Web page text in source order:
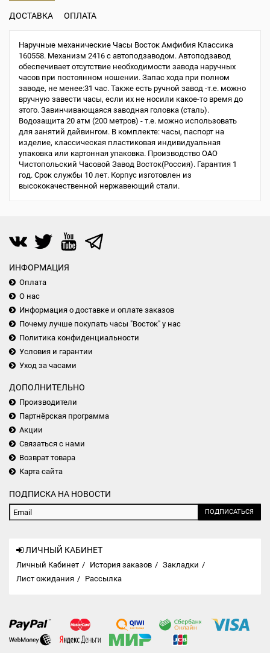
ДОСТАВКА ОПЛАТА
Наручные механические Часы Восток Амфибия Классика
160558. Механизм 2416 с автоподзаводом. Автоподзавод
обеспечивает отсутствие необходимости завода наручных
часов при постоянном ношении. Запас хода при полном
заводе, не менее:31 час. Также есть ручной завод -т.е. можно
вручную завести часы, если их не носили какое-то время до
этого. Завинчивающаяся заводная головка (сталь).
Водозащита 20 атм (200 метров) - т.е. можно использовать
для занятий дайвингом. В комплекте: часы, паспорт на
изделие, классическая пластиковая индивидуальная
упаковка или картонная упаковка. Производство ОАО
Чистопольский Часовой Завод Восток(Россия). Гарантия 1
год. Срок службы 10 лет. Корпус изготовлен из
высококачественной нержавеющий стали.
ИНФОРМАЦИЯ
Оплата
О нас
Информация о доставке и оплате заказов
Почему лучше покупать часы "Восток" у нас
Политика конфиденциальности
Условия и гарантии
Уход за часами
ДОПОЛНИТЕЛЬНО
Производители
Партнёрская программа
Акции
Связаться с нами
Возврат товара
Карта сайта
ПОДПИСКА НА НОВОСТИ
ПОДПИСАТЬСЯ
ЛИЧНЫЙ КАБИНЕТ
Личный Кабинет История заказов
Закладки
Лист ожидания
Рассылка